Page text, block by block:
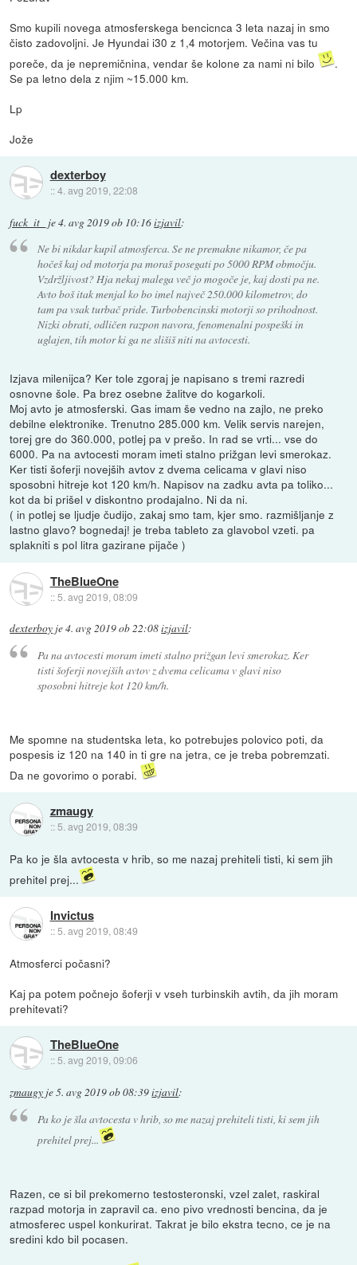
Smo kupili novega atmosferskega bencicnca 3 leta nazaj in smo
čisto zadovoljni. Je Hyundai i30 z 1,4 motorjem. Večina vas tu
poreče, da je nepremičnina, vendar še kolone za nami ni bilo
.
Se pa letno dela z njim ~15.000 km.
Lp
Jože
dexterboy
::4. avg 2019, 22:08
fuck_it_ je4. avg 2019 ob 10:16izjavil:
Ne bi nikdar kupil atmosferca. Se ne premakne nikamor, če pa
hočeš kaj od motorja pa moraš posegati po 5000 RPM območju.
Vzdržljivost? Hja nekaj malega več jo mogoče je, kaj dosti pa ne.
Avto boš itak menjal ko bo imel največ 250.000 kilometrov, do
tam pa vsak turbač pride. Turbobencinski motorji so prihodnost.
Nizki obrati, odličen razpon navora, fenomenalni pospeški in
uglajen, tih motor ki ga ne slišiš niti na avtocesti.
Izjava milenijca? Ker tole zgoraj je napisano s tremi razredi
osnovne šole. Pa brez osebne žalitve do kogarkoli.
Moj avto je atmosferski. Gas imam še vedno na zajlo, ne preko
debilne elektronike. Trenutno 285.000 km. Velik servis narejen,
torej gre do 360.000, potlej pa v prešo. In rad se vrti... vse do
6000. Pa na avtocesti moram imeti stalno prižgan levi smerokaz.
Ker tisti šoferji novejših avtov z dvema celicama v glavi niso
sposobni hitreje kot 120 km/h. Napisov na zadku avta pa toliko...
kot da bi prišel v diskontno prodajalno. Ni da ni.
( in potlej se ljudje čudijo, zakaj smo tam, kjer smo. razmišljanje z
lastno glavo? bognedaj! je treba tableto za glavobol vzeti. pa
splakniti s pol litra gazirane pijače )
TheBlueOne
::5. avg 2019, 08:09
dexterboy je4. avg 2019 ob 22:08izjavil:
Pa na avtocesti moram imeti stalno prižgan levi smerokaz. Ker
tisti šoferji novejših avtov z dvema celicama v glavi niso
sposobni hitreje kot 120 km/h.
Me spomne na studentska leta, ko potrebujes polovico poti, da
pospesis iz 120 na 140 in ti gre na jetra, ce je treba pobremzati.
Da ne govorimo o porabi.
zmaugy
:: 5. avg 2019, 08:39
Pa ko je šla avtocesta v hrib, so me nazaj prehiteli tisti, ki sem jih
prehitel prej...
Invictus
::5. avg 2019, 08:49
Atmosferci počasni?
Kaj pa potem počnejo šoferji v vseh turbinskih avtih, da jih moram
prehitevati?
TheBlueOne
:: 5. avg 2019, 09:06
zmaugy je5. avg 2019 ob 08:39izjavil:
Pa ko je šla avtocesta v hrib, so me nazaj prehiteli tisti, ki sem jih
prehitel prej...
Razen, ce si bil prekomerno testosteronski, vzel zalet, raskiral
razpad motorja in zapravil ca. eno pivo vrednosti bencina, da je
atmosferec uspel konkurirat. Takrat je bilo ekstra tecno, ce je na
sredini kdo bil pocasen.